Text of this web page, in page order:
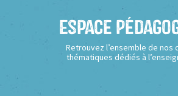
Espace
Retrouvez l’ensemble de nos
thématiques dédiés à